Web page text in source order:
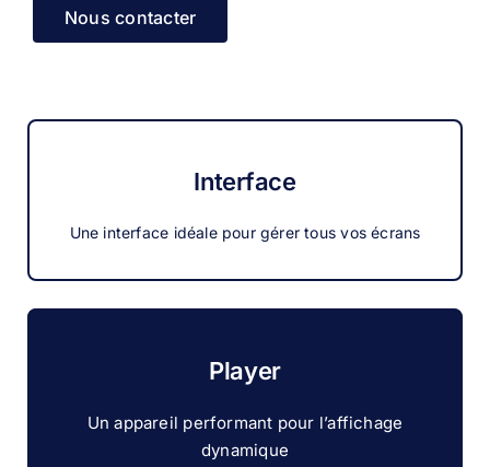
Nous contacter
Interface
Une interface idéale pour gérer tous vos écrans
Player
Un appareil performant pour l’affichage
dynamique